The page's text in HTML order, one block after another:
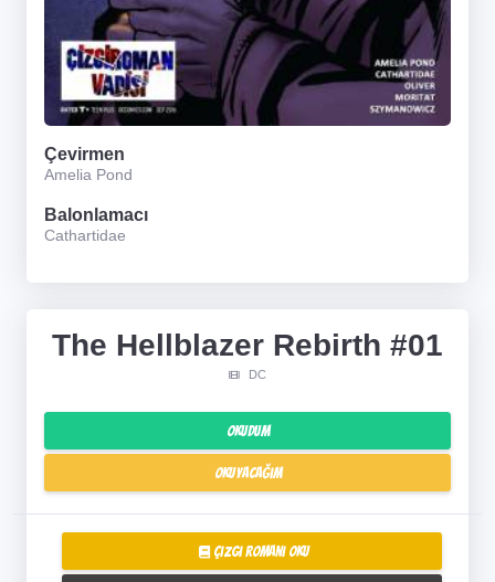
Çevirmen
Amelia Pond
Balonlamacı
Cathartidae
The Hellblazer Rebirth #01
DC
Okudum
Okuyacağım
Çizgi Romanı Oku